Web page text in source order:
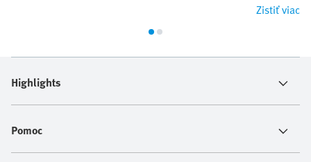
Zistiť viac
Highlights
Pomoc